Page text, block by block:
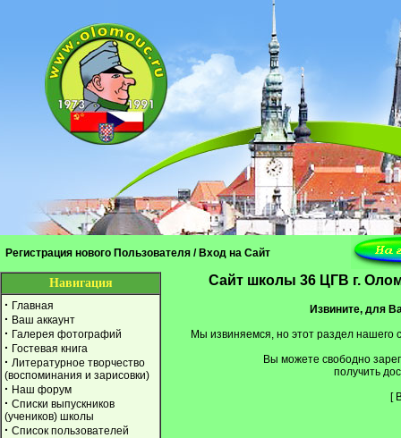
Регистрация нового Пользователя / Вход на Сайт
Навигация
· Главная
· Ваш аккаунт
· Галерея фотографий
· Гостевая книга
· Литературное творчество
(воспоминания и зарисовки)
· Наш форум
· Списки выпускников
(учеников) школы
· Список пользователей
Cайт школы 36 ЦГВ г.
Извините, для
Мы извиняемся, но этот раздел нашего
Вы можете свободно
получить
[